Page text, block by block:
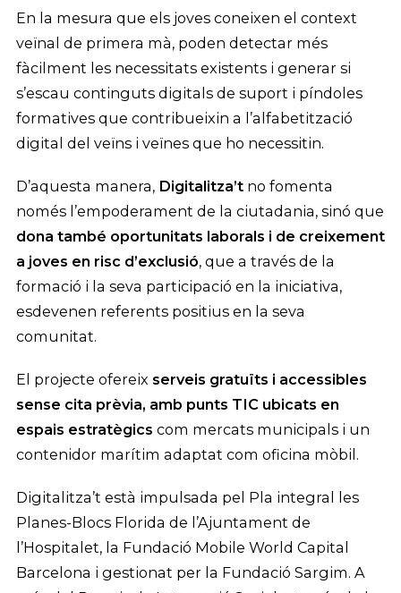
En la mesura que els joves coneixen el context
veïnal de primera mà, poden detectar més
fàcilment les necessitats existents i generar si
s’escau continguts digitals de suport i píndoles
formatives que contribueixin a l’alfabetització
digital del veïns i veïnes que ho necessitin.
D’aquesta manera, Digitalitza’t no fomenta
només l’empoderament de la ciutadania, sinó que
dona també oportunitats laborals i de creixement
a joves en risc d’exclusió, que a través de la
formació i la seva participació en la iniciativa,
esdevenen referents positius en la seva
comunitat.
El projecte ofereix serveis gratuïts i accessibles
sense cita prèvia, amb punts TIC ubicats en
espais estratègics com mercats municipals i un
contenidor marítim adaptat com oficina mòbil.
Digitalitza’t està impulsada pel Pla integral les
Planes-Blocs Florida de l’Ajuntament de
l’Hospitalet, la Fundació Mobile World Capital
Barcelona i gestionat per la Fundació Sargim. A